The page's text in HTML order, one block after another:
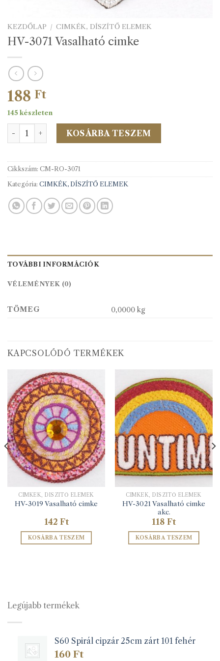
KEZDŐLAP / CIMKÉK, DÍSZÍTŐ ELEMEK
HV-3071 Vasalható cimke
188 Ft
145 készleten
HV-3071 Vasalható cimke mennyiség
KOSÁRBA TESZEM
Cikkszám: CM-RO-3071
Kategória: CIMKÉK, DÍSZÍTŐ ELEMEK
TOVÁBBI INFORMÁCIÓK
VÉLEMÉNYEK (0)
TÖMEG 0,0000 kg
KAPCSOLÓDÓ TERMÉKEK
CIMKÉK, DÍSZÍTŐ ELEMEK
HV-3019 Vasalható cimke
142 Ft
KOSÁRBA TESZEM
CIMKÉK, DÍSZÍTŐ ELEMEK
HV-3021 Vasalható cimke
akc.
118 Ft
KOSÁRBA TESZEM
Legújabb termékek
S60 Spirál cipzár 25cm zárt 101 fehér
160 Ft